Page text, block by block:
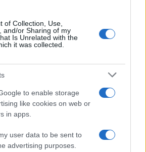
of Collection, Use,
and/or Sharing of my
Is Unrelated with the
it was collected.
to enable storage
like cookies on web or
in apps.
user data to be sent to
advertising purposes.